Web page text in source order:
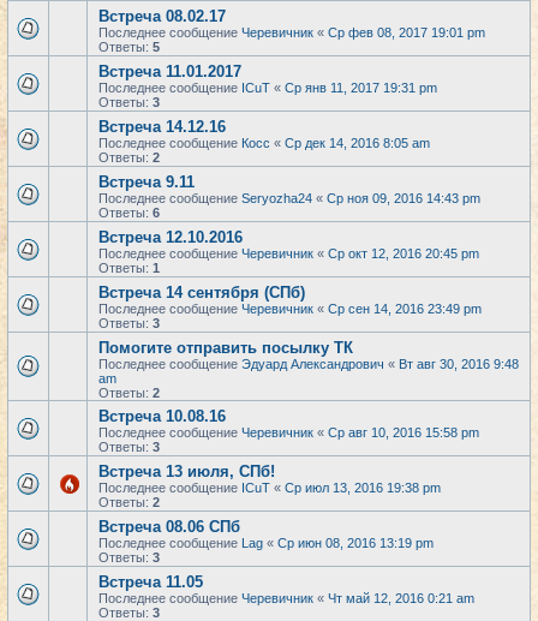
Встреча 08.02.17
Последнее сообщение Черевичник « Ср фев 08, 2017 19:01 pm
Ответы: 5
Встреча 11.01.2017
Последнее сообщение ICuT « Ср янв 11, 2017 19:31 pm
Ответы: 3
Встреча 14.12.16
Последнее сообщение Косс « Ср дек 14, 2016 8:05 am
Ответы: 2
Встреча 9.11
Последнее сообщение Seryozha24 « Ср ноя 09, 2016 14:43 pm
Ответы: 6
Встреча 12.10.2016
Последнее сообщение Черевичник « Ср окт 12, 2016 20:45 pm
Ответы: 1
Встреча 14 сентября (СПб)
Последнее сообщение Черевичник « Ср сен 14, 2016 23:49 pm
Ответы: 3
Помогите отправить посылку ТК
Последнее сообщение Эдуард Александрович « Вт авг 30, 2016 9:48
am
Ответы: 2
Встреча 10.08.16
Последнее сообщение Черевичник « Ср авг 10, 2016 15:58 pm
Ответы: 3
Встреча 13 июля, СПб!
Последнее сообщение ICuT « Ср июл 13, 2016 19:38 pm
Ответы: 2
Встреча 08.06 СПб
Последнее сообщение Lag « Ср июн 08, 2016 13:19 pm
Ответы: 3
Встреча 11.05
Последнее сообщение Черевичник « Чт май 12, 2016 0:21 am
Ответы: 3